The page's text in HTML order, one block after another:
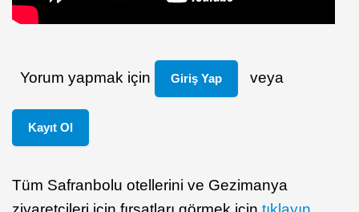
Yorum yapmak için Giriş Yap veya
Kayıt Ol
Tüm Safranbolu otellerini ve Gezimanya